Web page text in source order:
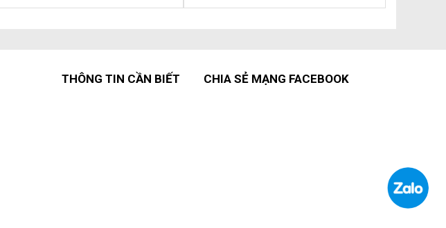
THÔNG TIN CẦN BIẾT CHIA SẺ MẠNG FACEBOOK